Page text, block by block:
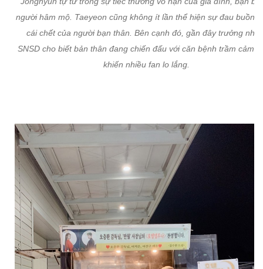
người hâm mộ. Taeyeon cũng không ít lần thể hiện sự đau buồn
cái chết của người bạn thân. Bên cạnh đó, gần đây trưởng
SNSD cho biết bản thân đang chiến đấu với căn bệnh trầm cảm
khiến nhiều fan lo lắng.